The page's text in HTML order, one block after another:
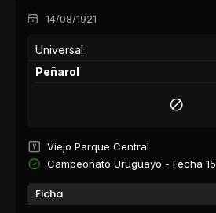
14/08/1921
Universal
Peñarol
Viejo Parque Central
Campeonato Uruguayo - Fecha 15
Ficha